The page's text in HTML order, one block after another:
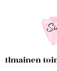
Ilmainen